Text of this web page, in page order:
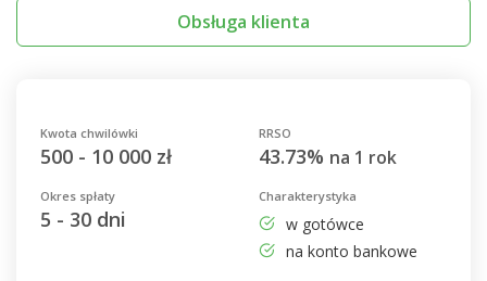
Obsługa klienta
Kwota chwilówki
500 - 10 000 zł
RRSO
43.73% na 1 rok
Okres spłaty
5 - 30 dni
Charakterystyka
w gotówce
na konto bankowe